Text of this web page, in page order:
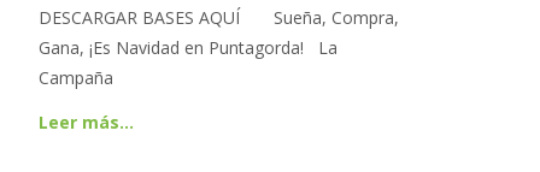
DESCARGAR BASES AQUÍ Sueña, Compra,
Gana, ¡Es Navidad en Puntagorda! La
Campaña
Leer más…